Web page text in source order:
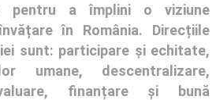
pentru a împlini o viziune
în România. Direcțiile
sunt: participare și echitate,
umane, descentralizare,
finanțare și bună